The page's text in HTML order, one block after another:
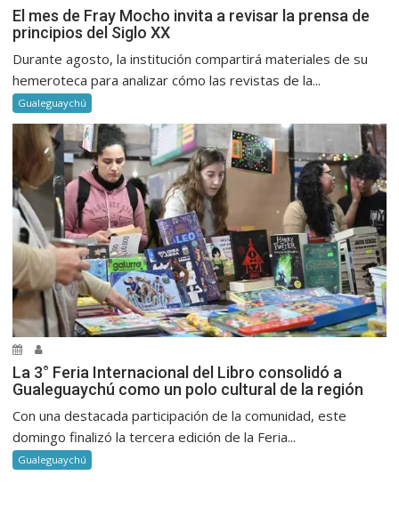
El mes de Fray Mocho invita a revisar la prensa de
principios del Siglo XX
Durante agosto, la institución compartirá materiales de su
hemeroteca para analizar cómo las revistas de la...
Gualeguaychú
La 3° Feria Internacional del Libro consolidó a
Gualeguaychú como un polo cultural de la región
Con una destacada participación de la comunidad, este
domingo finalizó la tercera edición de la Feria...
Gualeguaychú